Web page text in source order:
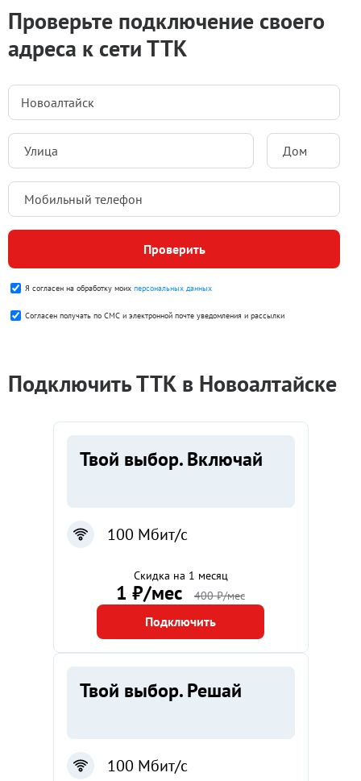
Проверьте подключение своего
адреса к сети ТТК
Проверить
Я согласен на обработку моих персональных данных
Согласен получать по СМС и электронной почте уведомления и рассылки
Подключить ТТК в Новоалтайске
Популярные
Твой выбор. Включай
100 Мбит/с
Скидка на 1 месяц
1 ₽/мес 400 ₽/мес
Подключить
Твой выбор. Решай
100 Мбит/с